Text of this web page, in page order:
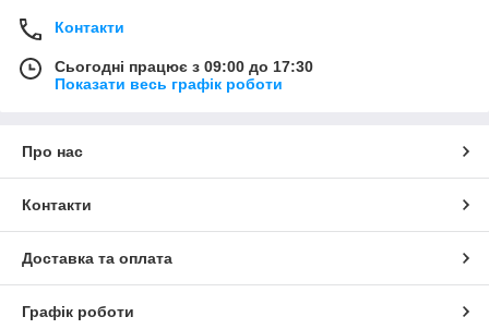
Контакти
Сьогодні працює з 09:00 до 17:30
Показати весь графік роботи
Про нас
Контакти
Доставка та оплата
Графік роботи